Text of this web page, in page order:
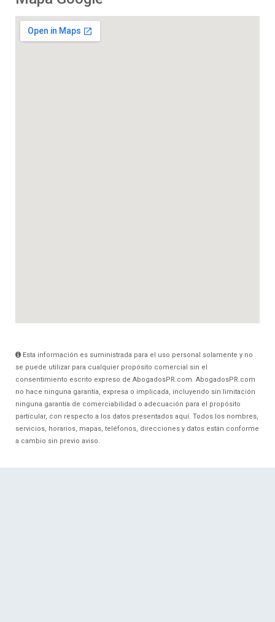
Esta información es suministrada para el uso personal solamente y no
se puede utilizar para cualquier propósito comercial sin el
consentimiento escrito expreso de AbogadosPR.com. AbogadosPR.com
no hace ninguna garantía, expresa o implicada, incluyendo sin limitación
ninguna garantía de comerciabilidad o adecuación para el propósito
particular, con respecto a los datos presentados aquí. Todos los nombres,
servicios, horarios, mapas, teléfonos, direcciones y datos están conforme
a cambio sin previo aviso.